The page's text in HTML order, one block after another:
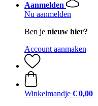
Aanmelden
Nu aanmelden
Ben je nieuw hier?
Account aanmaken
Winkelmandje € 0,00